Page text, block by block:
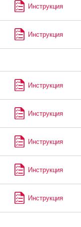
Инструкция
Инструкция
Инструкция
Инструкция
Инструкция
Инструкция
Инструкция